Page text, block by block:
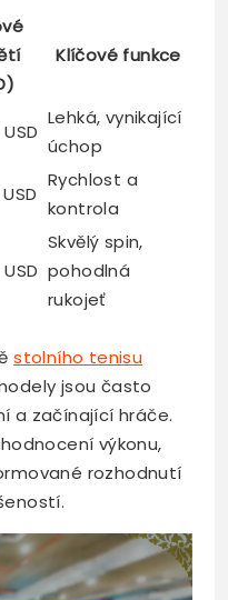
Klíčové funkce
Lehká, vynikající
úchop
Rychlost a
kontrola
Skvělý spin,
pohodlná
rukojeť
stolního tenisu
jsou často
a začínající hráče.
výkonu,
rozhodnutí